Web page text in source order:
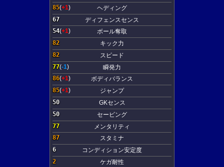
85(+1)
ヘディング
67
ディフェンスセンス
54(+1)
ボール奪取
82
キック力
82
スピード
77(-1)
瞬発力
86(+1)
ボディバランス
85(+1)
ジャンプ
50
GKセンス
50
セービング
77
メンタリティ
87
スタミナ
6
コンディション安定度
2
ケガ耐性